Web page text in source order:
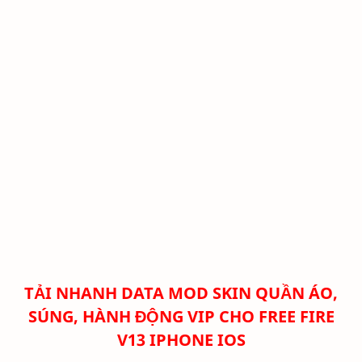
TẢI NHANH DATA MOD SKIN QUẦN ÁO,
SÚNG, HÀNH ĐỘNG VIP CHO FREE FIRE
V13IPHONE IOS